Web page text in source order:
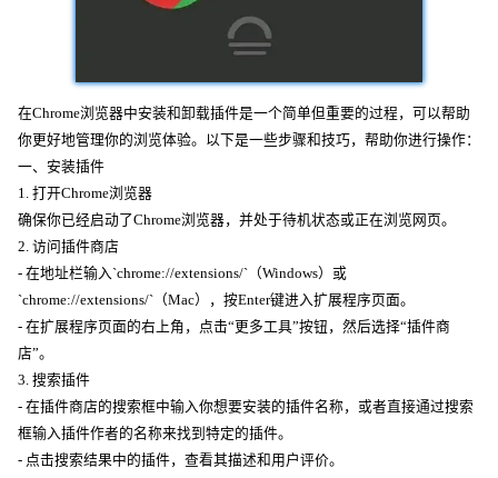
在Chrome浏览器中安装和卸载插件是一个简单但重要的过程，可以帮助
你更好地管理你的浏览体验。以下是一些步骤和技巧，帮助你进行操作：
一、安装插件
1. 打开Chrome浏览器
确保你已经启动了Chrome浏览器，并处于待机状态或正在浏览网页。
2. 访问插件商店
- 在地址栏输入`chrome://extensions/`（Windows）或
`chrome://extensions/`（Mac），按Enter键进入扩展程序页面。
- 在扩展程序页面的右上角，点击“更多工具”按钮，然后选择“插件商
店”。
3. 搜索插件
- 在插件商店的搜索框中输入你想要安装的插件名称，或者直接通过搜索
框输入插件作者的名称来找到特定的插件。
- 点击搜索结果中的插件，查看其描述和用户评价。